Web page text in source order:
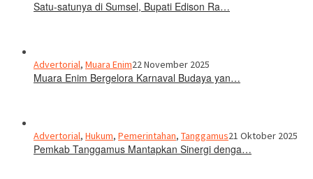
Satu-satunya di Sumsel, Bupati Edison Ra…
Advertorial, Muara Enim22 November 2025
Muara Enim Bergelora Karnaval Budaya yan…
Advertorial, Hukum, Pemerintahan, Tanggamus21 Oktober 2025
Pemkab Tanggamus Mantapkan Sinergi denga…